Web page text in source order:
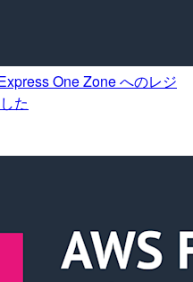
One Zone へのレジ
た